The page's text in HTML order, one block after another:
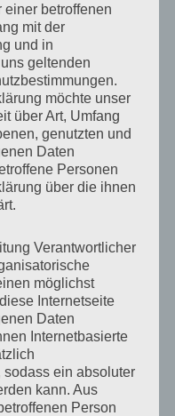
Als das
daran sein Talent
erneut in die
Wanderungen
vermutlich im Elsass
die
musste er
Goldschmied
reichte
ohne Pedal, denn
Ein erster Beleg für
von 1717 für die
ein einmanualiges
heute verschollen ist.
und in Rhaunen,
man später einen
einer betroffenen
mit der
und in
geltenden
möchte unser
über Art, Umfang
genutzten und
Daten
Personen
über die ihnen
Verantwortlicher
möglichst
Internetseite
Daten
Internetbasierte
ein absoluter
kann. Aus
Person